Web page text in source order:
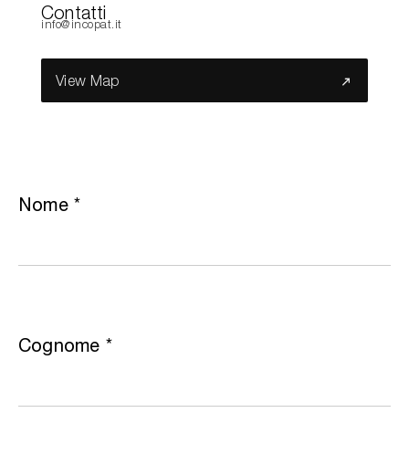
Cerca nel sito...
Contatti
info@incopat.it
View Map
Nome*
Cognome *